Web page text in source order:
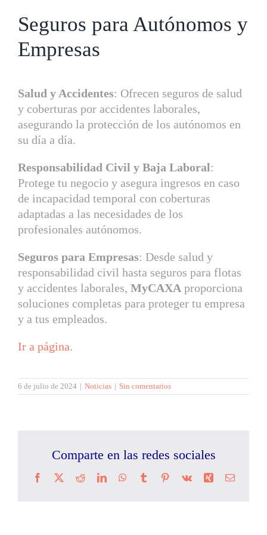
Seguros para Autónomos y
Empresas
Salud y Accidentes: Ofrecen seguros de salud
y coberturas por accidentes laborales,
asegurando la protección de los autónomos en
su día a día.
Responsabilidad Civil y Baja Laboral:
Protege tu negocio y asegura ingresos en caso
de incapacidad temporal con coberturas
adaptadas a las necesidades de los
profesionales autónomos.
Seguros para Empresas: Desde salud y
responsabilidad civil hasta seguros para flotas
y accidentes laborales, MyCAXA proporciona
soluciones completas para proteger tu empresa
y a tus empleados.
Ir a página.
6 de julio de 2024 | Noticias | Sin comentarios
Comparte en las redes sociales
Facebook
X RedditLinkedInWhatsApp
TumblrPinterest
Vk Xing Correo